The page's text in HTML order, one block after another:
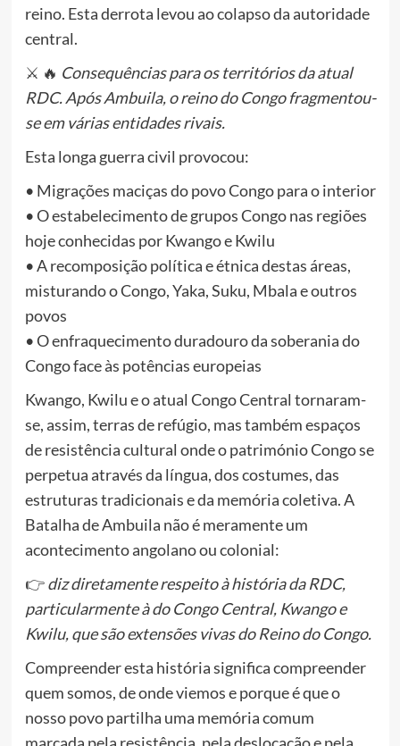
reino. Esta derrota levou ao colapso da autoridade
central.
⚔️ 🔥 Consequências para os territórios da atual
RDC. Após Ambuila, o reino do Congo fragmentou-
se em várias entidades rivais.
Esta longa guerra civil provocou:
• Migrações maciças do povo Congo para o interior
• O estabelecimento de grupos Congo nas regiões
hoje conhecidas por Kwango e Kwilu
• A recomposição política e étnica destas áreas,
misturando o Congo, Yaka, Suku, Mbala e outros
povos
• O enfraquecimento duradouro da soberania do
Congo face às potências europeias
Kwango, Kwilu e o atual Congo Central tornaram-
se, assim, terras de refúgio, mas também espaços
de resistência cultural onde o património Congo se
perpetua através da língua, dos costumes, das
estruturas tradicionais e da memória coletiva. A
Batalha de Ambuila não é meramente um
acontecimento angolano ou colonial:
👉diz diretamente respeito à história da RDC,
particularmente à do Congo Central, Kwango e
Kwilu, que são extensões vivas do Reino do Congo.
Compreender esta história significa compreender
quem somos, de onde viemos e porque é que o
nosso povo partilha uma memória comum